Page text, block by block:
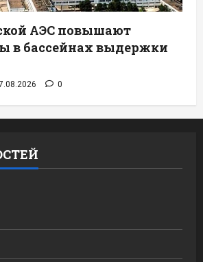
АЭС повышают
в бассейнах выдержки
0